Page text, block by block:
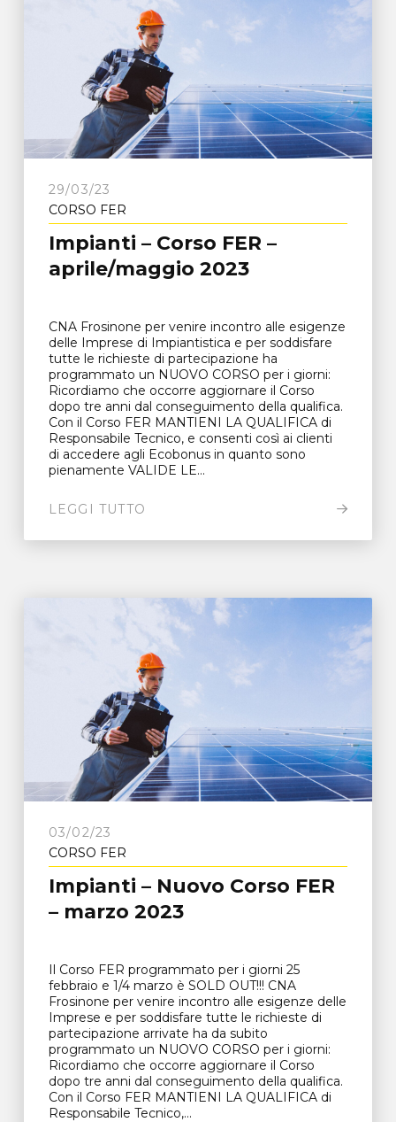
29/03/23
CORSO FER
Impianti – Corso FER –
aprile/maggio 2023
CNA Frosinone per venire incontro alle esigenze
delle Imprese di Impiantistica e per soddisfare
tutte le richieste di partecipazione ha
programmato un NUOVO CORSO per i giorni:
Ricordiamo che occorre aggiornare il Corso
dopo tre anni dal conseguimento della qualifica.
Con il Corso FER MANTIENI LA QUALIFICA di
Responsabile Tecnico, e consenti così ai clienti
di accedere agli Ecobonus in quanto sono
pienamente VALIDE LE...
LEGGI TUTTO
03/02/23
CORSO FER
Impianti – Nuovo Corso FER
– marzo 2023
Il Corso FER programmato per i giorni 25
febbraio e 1/4 marzo è SOLD OUT!!! CNA
Frosinone per venire incontro alle esigenze delle
Imprese e per soddisfare tutte le richieste di
partecipazione arrivate ha da subito
programmato un NUOVO CORSO per i giorni:
Ricordiamo che occorre aggiornare il Corso
dopo tre anni dal conseguimento della qualifica.
Con il Corso FER MANTIENI LA QUALIFICA di
Responsabile Tecnico,...